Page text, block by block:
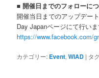
■ 開催日までのフォローにつ
開催当日までのアップデー
Day Japanページにて行いま
https://www.facebook.com/
カテゴリー: Event,WIAD | タ